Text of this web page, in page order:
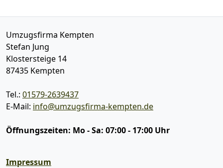
Umzugsfirma Kempten
Stefan Jung
Klostersteige 14
87435 Kempten
Tel.: 01579-2639437
E-Mail: info@umzugsfirma-kempten.de
Öffnungszeiten: Mo - Sa: 07:00 - 17:00 Uhr
Impressum